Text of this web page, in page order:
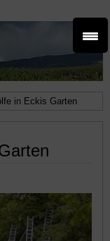
in Eckis Garten